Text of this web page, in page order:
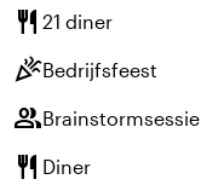
restaurant 21 diner
celebrationBedrijfsfeest
groupBrainstormsessie
restaurant Diner